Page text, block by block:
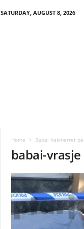
SATURDAY, AUGUST 8, 2026
Home Babai hakmerret
babai-vrasje